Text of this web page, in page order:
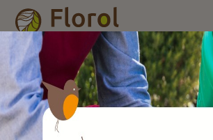
Accueil Nos produits /Outils de jardin/
40 cm sarcloir croc griffe 1 dent